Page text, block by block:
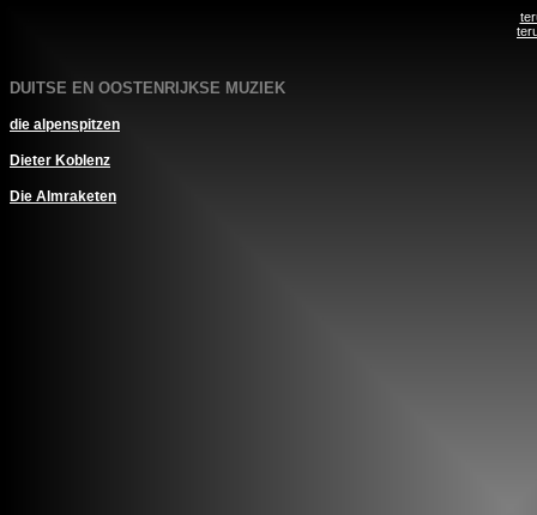
DUITSE EN OOSTENRIJKSE MUZIEK
die alpenspitzen
Dieter Koblenz
Die Almraketen